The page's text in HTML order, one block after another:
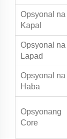
Opsyonal na
Kapal
Opsyonal na
Lapad
Opsyonal na
Haba
Opsyonang
Core